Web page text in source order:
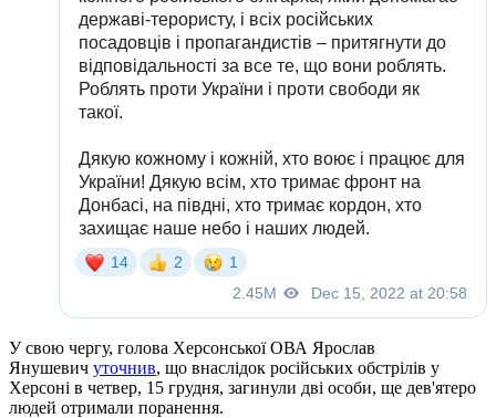
У свою чергу, голова Херсонської ОВА Ярослав
Янушевич уточнив, що внаслідок російських обстрілів у
Херсоні в четвер, 15 грудня, загинули дві особи, ще дев'ятеро
людей отримали поранення.